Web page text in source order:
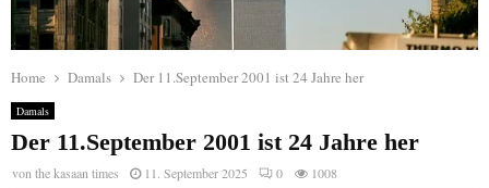
Home Damals Der 11.September 2001 ist 24 Jahre her
Damals
Der 11.September 2001 ist 24 Jahre her
von the kasaan times 11. September 2025 0 1008